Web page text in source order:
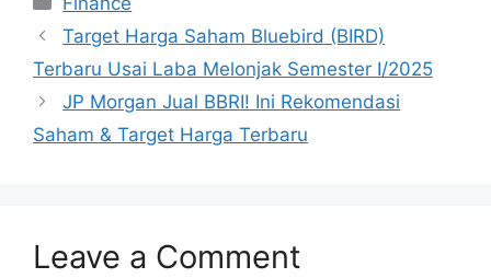
Target Harga Saham Bluebird (BIRD)
Terbaru Usai Laba Melonjak Semester I/2025
JP Morgan Jual BBRI! Ini Rekomendasi
Saham & Target Harga Terbaru
Leave a Comment